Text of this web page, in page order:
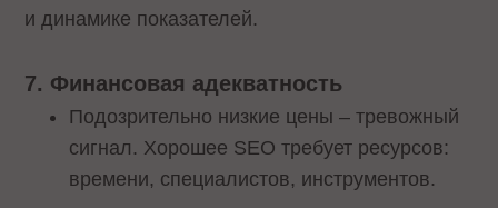
и динамике показателей.
7. Финансовая адекватность
Подозрительно низкие цены – тревожный
сигнал. Хорошее SEO требует ресурсов:
времени, специалистов, инструментов.